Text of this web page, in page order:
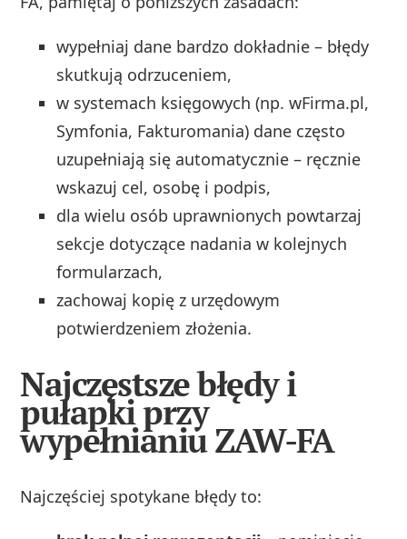
wypełniaj dane bardzo dokładnie – błędy
skutkują odrzuceniem,
w systemach księgowych (np. wFirma.pl,
Symfonia, Fakturomania) dane często
uzupełniają się automatycznie – ręcznie
wskazuj cel, osobę i podpis,
dla wielu osób uprawnionych powtarzaj
sekcje dotyczące nadania w kolejnych
formularzach,
zachowaj kopię z urzędowym
potwierdzeniem złożenia.
Najczęstsze błędy i
pułapki przy
wypełnianiu ZAW-FA
Najczęściej spotykane błędy to: